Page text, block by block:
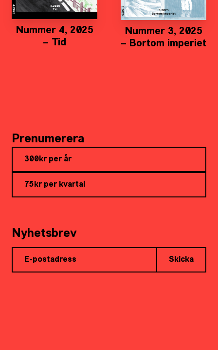
Nummer 4, 2025
– Tid
Nummer 3, 2025
– Bortom imperiet
Prenumerera
300kr per år
75kr per kvartal
Nyhetsbrev
Skicka